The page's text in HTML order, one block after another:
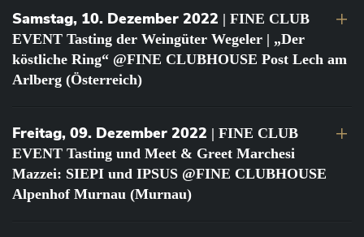
Samstag, 10. Dezember 2022 | FINE CLUB
EVENT Tasting der Weingüter Wegeler | „Der
köstliche Ring“ @FINE CLUBHOUSE Post Lech am
Arlberg (Österreich)
Freitag, 09. Dezember 2022 | FINE CLUB
EVENT Tasting und Meet & Greet Marchesi
Mazzei: SIEPI und IPSUS @FINE CLUBHOUSE
Alpenhof Murnau (Murnau)